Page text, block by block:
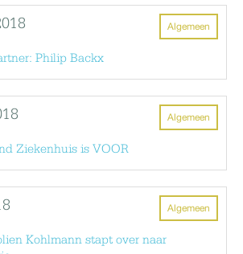
Algemeen
Philip Backx
Algemeen
Ziekenhuis is VOOR
Algemeen
Kohlmann stapt over naar